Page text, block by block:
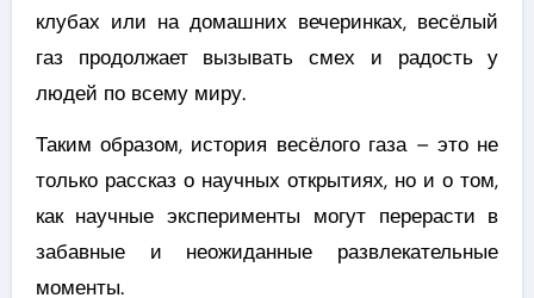
клубах или на домашних вечеринках, весёлый
газ продолжает вызывать смех и радость у
людей по всему миру.
Таким образом, история весёлого газа – это не
только рассказ о научных открытиях, но и о том,
как научные эксперименты могут перерасти в
забавные и неожиданные развлекательные
моменты.